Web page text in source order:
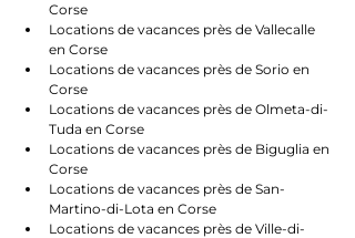
Corse
Locations de vacances près de Vallecalle
en Corse
Locations de vacances près de Sorio en
Corse
Locations de vacances près de Olmeta-di-
Tuda en Corse
Locations de vacances près de Biguglia en
Corse
Locations de vacances près de San-
Martino-di-Lota en Corse
Locations de vacances près de Ville-di-